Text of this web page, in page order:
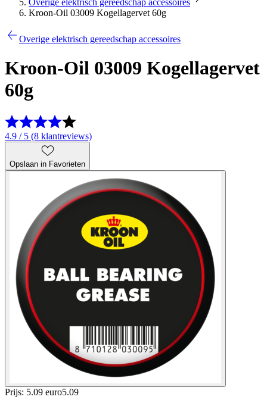
Overige elektrisch gereedschap accessoires
Kroon-Oil 03009 Kogellagervet 60g
Overige elektrisch gereedschap accessoires
Kroon-Oil 03009 Kogellagervet
60g
4.9 / 5 (8 klantreviews)
Opslaan in Favorieten
Prijs: 5.09 euro5.09